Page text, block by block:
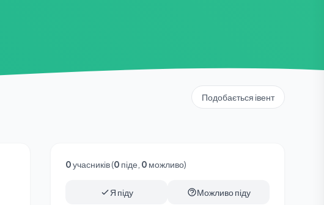
Подобається івент
0учасників (0 піде, 0 можливо)
Я піду Можливо піду